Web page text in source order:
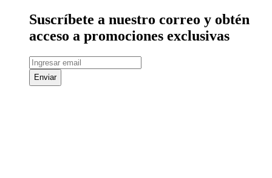
Suscríbete a nuestro correo y obtén
acceso a promociones exclusivas
Enviar